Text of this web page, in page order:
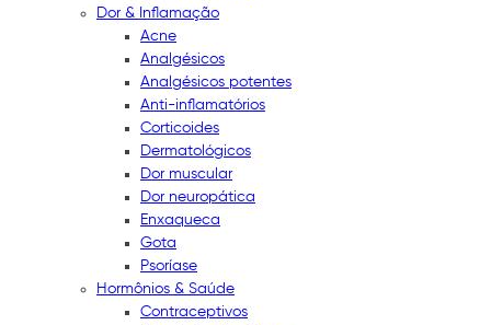
Dor & Inflamação
Acne
Analgésicos
Analgésicos potentes
Anti-inflamatórios
Corticoides
Dermatológicos
Dor muscular
Dor neuropática
Enxaqueca
Gota
Psoríase
Hormônios & Saúde
Contraceptivos